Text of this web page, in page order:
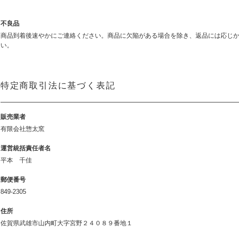
不良品
商品到着後速やかにご連絡ください。商品に欠陥がある場合を除き、返品には応じ
い。
特定商取引法に基づく表記
販売業者
有限会社惣太窯
運営統括責任者名
平本 千佳
郵便番号
849-2305
住所
佐賀県武雄市山内町大字宮野２４０８９番地１